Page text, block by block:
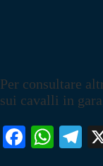
Per consultare
sui cavalli in
Fa W